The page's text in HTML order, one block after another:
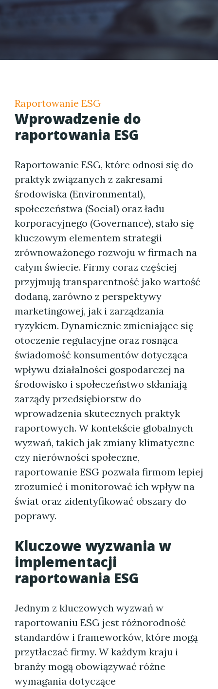
Raportowanie ESG
Wprowadzenie do
raportowania ESG
Raportowanie ESG, które odnosi się do
praktyk związanych z zakresami
środowiska (Environmental),
społeczeństwa (Social) oraz ładu
korporacyjnego (Governance), stało się
kluczowym elementem strategii
zrównoważonego rozwoju w firmach na
całym świecie. Firmy coraz częściej
przyjmują transparentność jako wartość
dodaną, zarówno z perspektywy
marketingowej, jak i zarządzania
ryzykiem. Dynamicznie zmieniające się
otoczenie regulacyjne oraz rosnąca
świadomość konsumentów dotycząca
wpływu działalności gospodarczej na
środowisko i społeczeństwo skłaniają
zarządy przedsiębiorstw do
wprowadzenia skutecznych praktyk
raportowych. W kontekście globalnych
wyzwań, takich jak zmiany klimatyczne
czy nierówności społeczne,
raportowanie ESG pozwala firmom lepiej
zrozumieć i monitorować ich wpływ na
świat oraz zidentyfikować obszary do
poprawy.
Kluczowe wyzwania w
implementacji
raportowania ESG
Jednym z kluczowych wyzwań w
raportowaniu ESG jest różnorodność
standardów i frameworków, które mogą
przytłaczać firmy. W każdym kraju i
branży mogą obowiązywać różne
wymagania dotyczące